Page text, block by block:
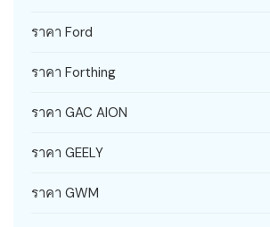
ราคา Ford
ราคา Forthing
ราคา GAC AION
ราคา GEELY
ราคา GWM